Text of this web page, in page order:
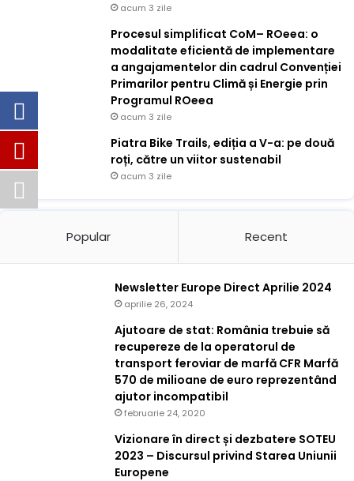
acum 3 zile
Procesul simplificat CoM– ROeea: o
modalitate eficientă de implementare
a angajamentelor din cadrul Convenției
Primarilor pentru Climă și Energie prin
Programul ROeea
acum 3 zile
Piatra Bike Trails, ediția a V-a: pe două
roți, către un viitor sustenabil
acum 3 zile
Popular Recent
Newsletter Europe Direct Aprilie 2024
aprilie 26, 2024
Ajutoare de stat: România trebuie să
recupereze de la operatorul de
transport feroviar de marfă CFR Marfă
570 de milioane de euro reprezentând
ajutor incompatibil
februarie 24, 2020
Vizionare în direct și dezbatere SOTEU
2023 – Discursul privind Starea Uniunii
Europene